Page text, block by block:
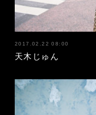
2017.02.22 08:00
天木じゅん